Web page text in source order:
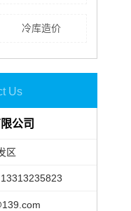
冷库造价
Us
公司
区